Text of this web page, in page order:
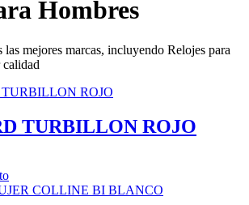
Hombres
las mejores marcas, incluyendo Relojes para
TURBILLON ROJO